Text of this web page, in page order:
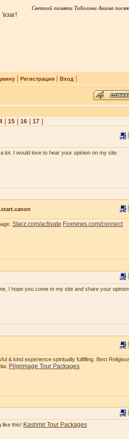
Светлой памяти Таболова Акима
| Регистрация| Вход |
| 15| 16| 17|
lot. I would love to hear your opinion on my site.
Starz.com/activate Foxnews.com/connect
I hope you come to my site and share your
& kind experience spiritually fulfilling. Best
Pilgrimage Tour Packages
like this! Kashmir Tour Packages